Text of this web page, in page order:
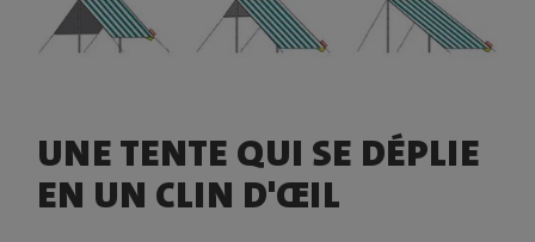
UNE TENTE QUI SE DÉPLIE
EN UN CLIN D'ŒIL